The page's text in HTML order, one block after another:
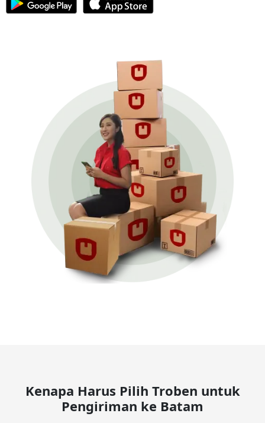
Kenapa Harus Pilih Troben untuk
Pengiriman ke Batam